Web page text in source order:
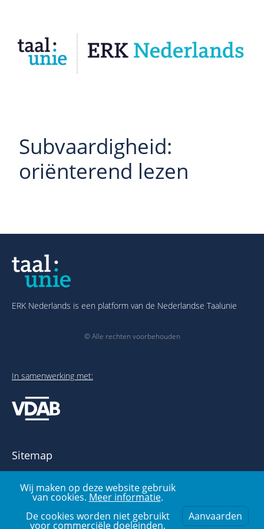
Subvaardigheid:
oriënterend lezen
ERK Nederlands is een platform van de Nederlandse Taalunie
© Alle rechten voorbehouden
In samenwerking met:
Sitemap
Publicaties en links
Voorbeelden- en oefenbank
Over deze website
Wij maken op deze website gebruik
van cookies. Meer informatie.
De cookies worden niet gebruikt
voor commerciële doeleinden,
Aanvaarden